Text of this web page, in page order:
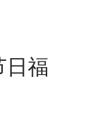
日福